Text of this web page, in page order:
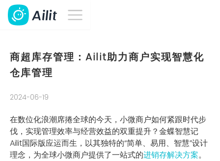
商超库存管理：Ailit助力商户实现智慧化
仓库管理
2024-06-19
在数位化浪潮席捲全球的今天，小微商户如何紧跟时代步
伐，实现管理效率与经营效益的双重提升？金蝶智慧记
Ailit国际版应运而生，以其独特的“简单、易用、智慧”设计
理念，为全球小微商户提供了一站式的进销存解决方案。